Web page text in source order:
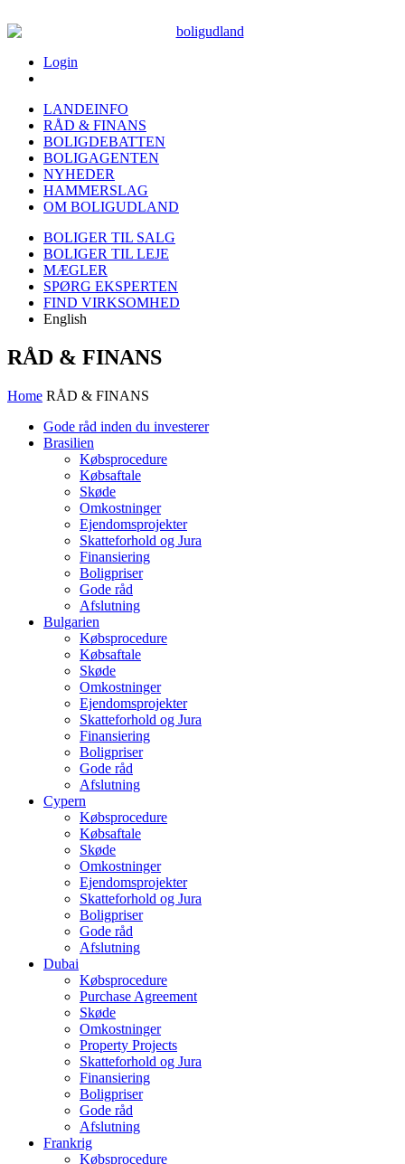
Login
LANDEINFO
RÅD & FINANS
BOLIGDEBATTEN
BOLIGAGENTEN
NYHEDER
HAMMERSLAG
OM BOLIGUDLAND
BOLIGER TIL SALG
BOLIGER TIL LEJE
MÆGLER
SPØRG EKSPERTEN
FIND VIRKSOMHED
English
RÅD & FINANS
Home RÅD & FINANS
Gode råd inden du investerer
Brasilien
Købsprocedure
Købsaftale
Skøde
Omkostninger
Ejendomsprojekter
Skatteforhold og Jura
Finansiering
Boligpriser
Gode råd
Afslutning
Bulgarien
Købsprocedure
Købsaftale
Skøde
Omkostninger
Ejendomsprojekter
Skatteforhold og Jura
Finansiering
Boligpriser
Gode råd
Afslutning
Cypern
Købsprocedure
Købsaftale
Skøde
Omkostninger
Ejendomsprojekter
Skatteforhold og Jura
Boligpriser
Gode råd
Afslutning
Dubai
Købsprocedure
Purchase Agreement
Skøde
Omkostninger
Property Projects
Skatteforhold og Jura
Finansiering
Boligpriser
Gode råd
Afslutning
Frankrig
Købsprocedure